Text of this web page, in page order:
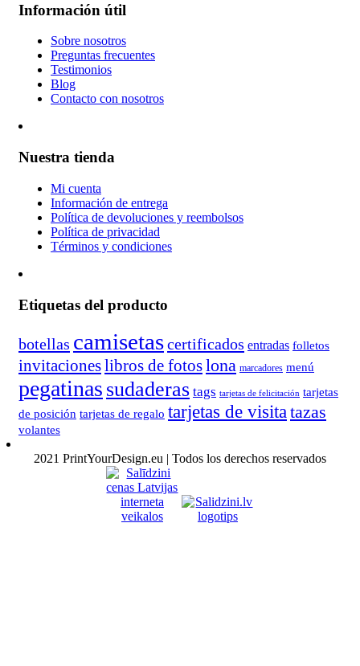
Información útil
Sobre nosotros
Preguntas frecuentes
Testimonios
Blog
Contacto con nosotros
Nuestra tienda
Mi cuenta
Información de entrega
Política de devoluciones y reembolsos
Política de privacidad
Términos y condiciones
Etiquetas del producto
botellas camisetascertificados entradas folletos
invitacioneslibros de fotoslona marcadores menú
pegatinas sudaderas tags tarjetas de felicitación tarjetas
de posición tarjetas de regalo tarjetas de visitatazas
volantes
2021 PrintYourDesign.eu | Todos los derechos reservados